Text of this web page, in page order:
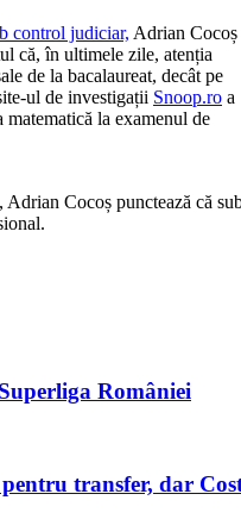
control judiciar, Adrian Cocoș
că, în ultimele zile, atenția
de la bacalaureat, decât pe
ul de investigații Snoop.ro a
la examenul de
, Adrian Cocoș punctează că
României
transfer, dar